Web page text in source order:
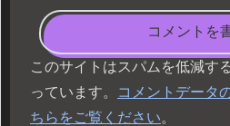
コメントを
このサイトはスパムを低減す
っています。
コメントデータ
ちらをご覧ください。